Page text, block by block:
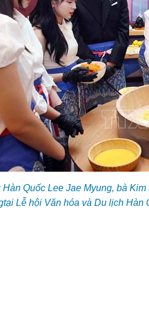
Quốc Lee Jae Myung, bà
Lễ hội Văn hóa và Du lịch